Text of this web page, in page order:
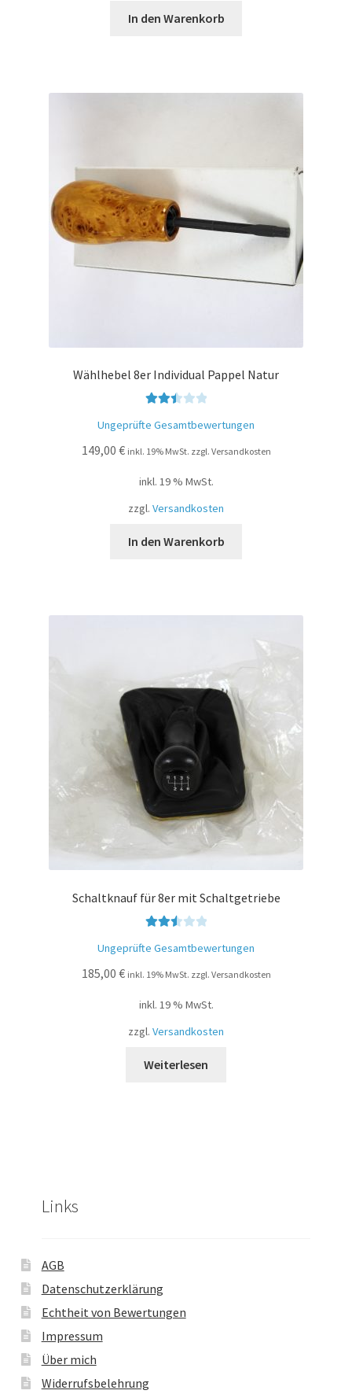
In den Warenkorb
Wählhebel 8er Individual Pappel Natur
tet mit
2.48
Ungeprüfte Gesamtbewertungen
149,00 € inkl. 19% MwSt. zzgl. Versandkosten
inkl. 19 % MwSt.
zzgl. Versandkosten
In den Warenkorb
Schaltknauf für 8er mit Schaltgetriebe
tet mit
2.55
Ungeprüfte Gesamtbewertungen
185,00 € inkl. 19% MwSt. zzgl. Versandkosten
inkl. 19 % MwSt.
zzgl. Versandkosten
Weiterlesen
Links
AGB
Datenschutzerklärung
Echtheit von Bewertungen
Impressum
Über mich
Widerrufsbelehrung